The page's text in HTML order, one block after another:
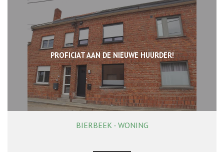
PROFICIAT AAN DE NIEUWE HUURDER!
138 m² 4 1
BIERBEEK - WONING